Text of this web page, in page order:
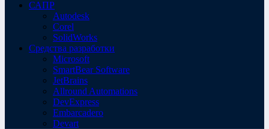
САПР
Autodesk
Corel
SolidWorks
Средства разработки
Microsoft
SmartBear Software
JetBrains
Allround Automations
DevExpress
Embarcadero
Devart